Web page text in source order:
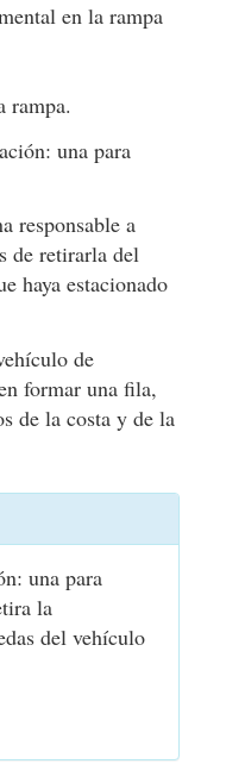
en la rampa
rampa.
una para
responsable a
de retirarla del
haya estacionado
de
formar una fila,
de la costa y de la
una para
la
del vehículo